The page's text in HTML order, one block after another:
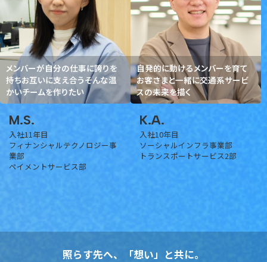
メンバーが自分の仕事に誇りを
持ちお互いに支え合うそんな温
かいチームを作りたい
M.S.
入社11年目
フィナンシャルテクノロジー事
業部
ペイメントサービス部
自発的に動けるメンバーを育て
お客さまと一緒に交通系サービ
スの未来を描く
K.A.
入社10年目
ソーシャルインフラ事業部
トランスポートサービス2部
照らす先へ、「想い」と共に。